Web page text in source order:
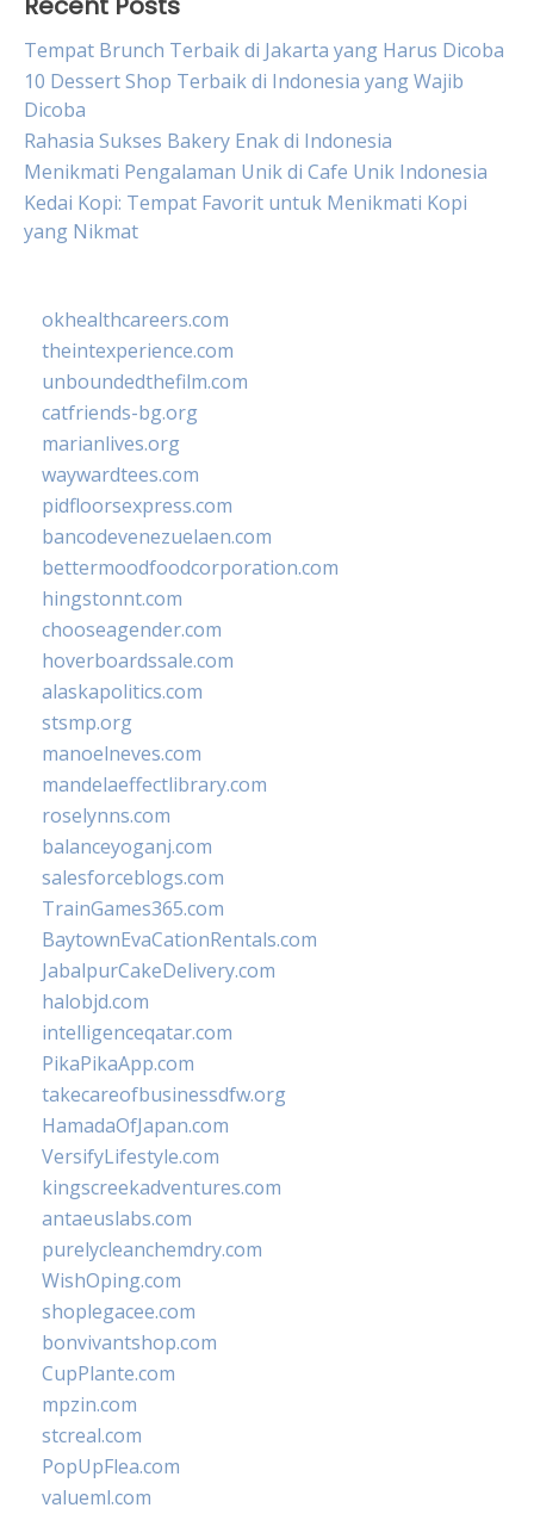
Tempat Brunch Terbaik di Jakarta yang Harus Dicoba
10 Dessert Shop Terbaik di Indonesia yang Wajib
Dicoba
Rahasia Sukses Bakery Enak di Indonesia
Menikmati Pengalaman Unik di Cafe Unik Indonesia
Kedai Kopi: Tempat Favorit untuk Menikmati Kopi
yang Nikmat
okhealthcareers.com
theintexperience.com
unboundedthefilm.com
catfriends-bg.org
marianlives.org
waywardtees.com
pidfloorsexpress.com
bancodevenezuelaen.com
bettermoodfoodcorporation.com
hingstonnt.com
chooseagender.com
hoverboardssale.com
alaskapolitics.com
stsmp.org
manoelneves.com
mandelaeffectlibrary.com
roselynns.com
balanceyoganj.com
salesforceblogs.com
TrainGames365.com
BaytownEvaCationRentals.com
JabalpurCakeDelivery.com
halobjd.com
intelligenceqatar.com
PikaPikaApp.com
takecareofbusinessdfw.org
HamadaOfJapan.com
VersifyLifestyle.com
kingscreekadventures.com
antaeuslabs.com
purelycleanchemdry.com
WishOping.com
shoplegacee.com
bonvivantshop.com
CupPlante.com
mpzin.com
stcreal.com
PopUpFlea.com
valueml.com